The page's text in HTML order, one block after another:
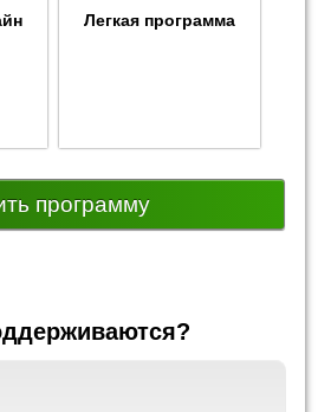
Легкая программа
программу